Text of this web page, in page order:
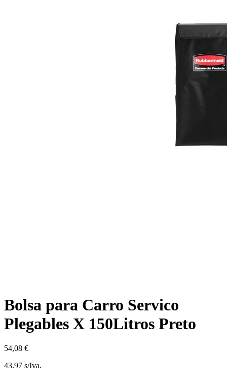
Bolsa para Carro Servico
Plegables X 150Litros Preto
54,08 €
43.97 s/Iva.